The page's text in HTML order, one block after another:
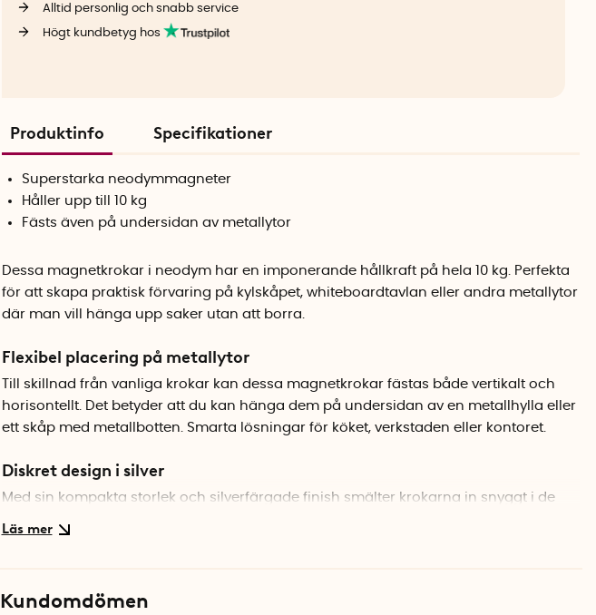
Alltid personlig och snabb service
Högt kundbetyg hos
Produktinfo Specifikationer
Superstarka neodymmagneter
Håller upp till 10 kg
Fästs även på undersidan av metallytor
Dessa magnetkrokar i neodym har en imponerande hållkraft på hela 10 kg. Perfekta
för att skapa praktisk förvaring på kylskåpet, whiteboardtavlan eller andra metallytor
där man vill hänga upp saker utan att borra.
Flexibel placering på metallytor
Till skillnad från vanliga krokar kan dessa magnetkrokar fästas både vertikalt och
horisontellt. Det betyder att du kan hänga dem på undersidan av en metallhylla eller
ett skåp med metallbotten. Smarta lösningar för köket, verkstaden eller kontoret.
Diskret design i silver
Med sin kompakta storlek och silverfärgade finish smälter krokarna in snyggt i de
Mått: Ø 2 x H 3,3 cm
Kundomdömen